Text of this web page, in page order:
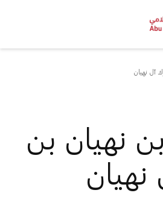
آل نهيان
نهيان بن
نهيان